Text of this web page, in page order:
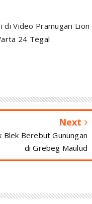
di Video Pramugari Lion
24 Tegal
Next
Blek Berebut Gunungan
di Grebeg Maulud